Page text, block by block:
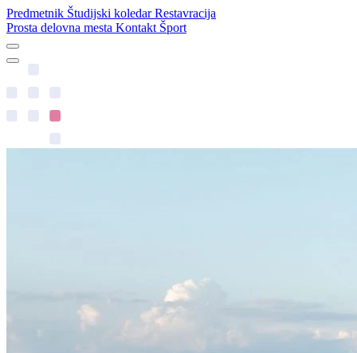
Predmetnik Študijski koledarRestavracija
Prosta delovna mesta Kontakt Šport